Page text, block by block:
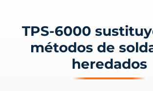
TPS-6000
métodos de
heredados